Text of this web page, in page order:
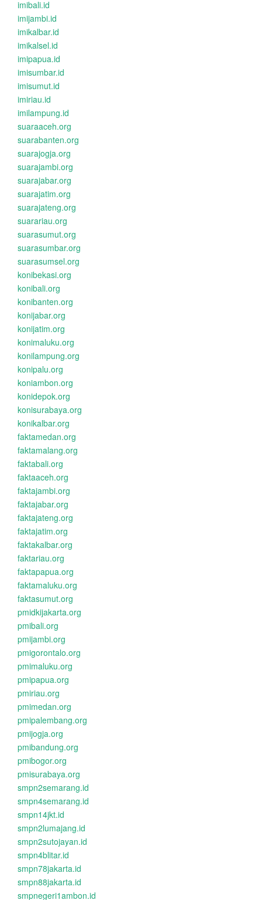
imibali.id
imijambi.id
imikalbar.id
imikalsel.id
imipapua.id
imisumbar.id
imisumut.id
imiriau.id
imilampung.id
suaraaceh.org
suarabanten.org
suarajogja.org
suarajambi.org
suarajabar.org
suarajatim.org
suarajateng.org
suarariau.org
suarasumut.org
suarasumbar.org
suarasumsel.org
konibekasi.org
konibali.org
konibanten.org
konijabar.org
konijatim.org
konimaluku.org
konilampung.org
konipalu.org
koniambon.org
konidepok.org
konisurabaya.org
konikalbar.org
faktamedan.org
faktamalang.org
faktabali.org
faktaaceh.org
faktajambi.org
faktajabar.org
faktajateng.org
faktajatim.org
faktakalbar.org
faktariau.org
faktapapua.org
faktamaluku.org
faktasumut.org
pmidkijakarta.org
pmibali.org
pmijambi.org
pmigorontalo.org
pmimaluku.org
pmipapua.org
pmiriau.org
pmimedan.org
pmipalembang.org
pmijogja.org
pmibandung.org
pmibogor.org
pmisurabaya.org
smpn2semarang.id
smpn4semarang.id
smpn14jkt.id
smpn2lumajang.id
smpn2sutojayan.id
smpn4blitar.id
smpn78jakarta.id
smpn88jakarta.id
smpnegeri1ambon.id